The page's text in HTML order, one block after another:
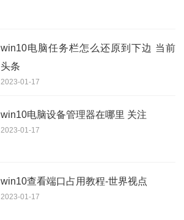
win10电脑任务栏怎么还原到下边 当前
头条
2023-01-17
win10电脑设备管理器在哪里 关注
2023-01-17
win10查看端口占用教程-世界视点
2023-01-17